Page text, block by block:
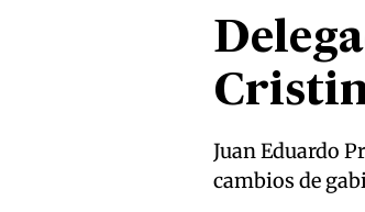
Juan Eduardo
cambios de